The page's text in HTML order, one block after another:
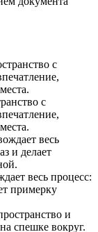
с
весь процесс:
примерку